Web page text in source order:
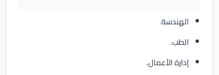
الهندسة.
الطب.
إدارة الأعمال.